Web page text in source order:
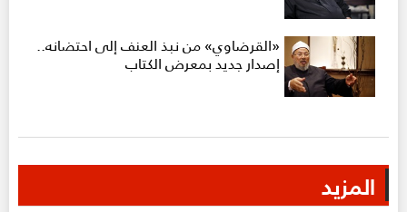
«القرضاوي» من نبذ العنف إلى احتضانه..
إصدار جديد بمعرض الكتاب
المزيد